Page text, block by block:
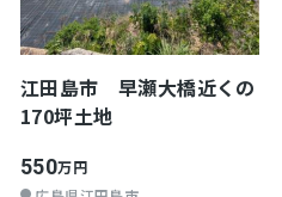
江田島市 早瀬大橋近くの
170坪土地
550万円